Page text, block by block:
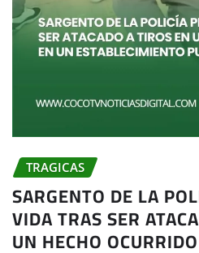
TRAGICAS
SARGENTO DE LA
VIDA TRAS SER
UN HECHO